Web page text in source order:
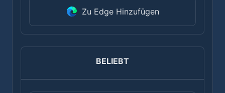
Zu Edge Hinzufügen
BELIEBT